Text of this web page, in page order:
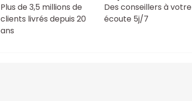
Plus de 3,5 millions de
clients livrés depuis 20
ans
Des conseillers à votre
écoute 5j/7